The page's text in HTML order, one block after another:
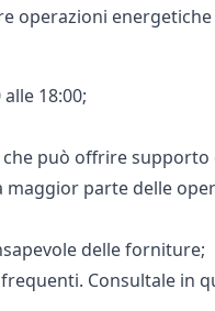
operazioni
18:00;
può offrire supporto
parte delle
delle forniture;
Consultale in